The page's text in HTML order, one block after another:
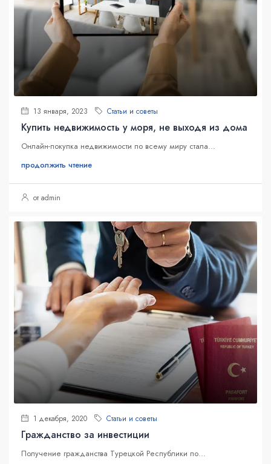
13 января, 2023 Статьи и советы
Купить недвижимость у моря, не выходя из дома
Онлайн-покупка недвижимости по всему миру стала...
продолжить чтение
от admin
1 декабря, 2020 Статьи и советы
Гражданство за инвестиции
Получение гражданства Турецкой Республики по...